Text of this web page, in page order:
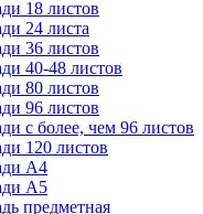
18 листов
24 листа
36 листов
40-48 листов
80 листов
96 листов
с более, чем 96 листов
120 листов
А4
А5
предметная